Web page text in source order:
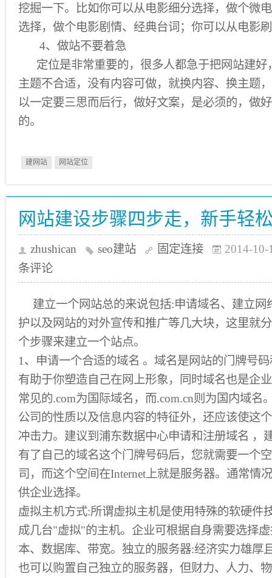
挖掘一下。比如你可以从电影细分选择，做个微
选择，做个电影剧情、经典台词；你可以从电影
4、做站不要着急
定位是非常重要的，很多人都急于把网站建好
主题不合适，没有内容可做，就换内容、换主题
以一定要三思而后行，做好文案，是必须的，做
的。
建网站 网站定位
网站建设步骤四步走，新手轻
zhushican seo建站 固定连接
2014-10-
条评论
建立一个网站总的来说包括:申请域名、建立网
护以及网站的对外宣传和推广等几大块，这里就
个步骤来建立一个站点。
1、申请一个合适的域名 。域名是网站的门牌号
有助于你塑造自己在网上形象，同时域名也是企
常见的.com为国际域名，而.com.cn则为国内域名
公司的性质以及信息内容的特征外，还应该使这
冲击力。建议到浦东数据中心申请和注册域名 ，
有了自己的域名这个门牌号码后，您就需要一个
司，而这个空间在Internet上就是服务器。通常情
供企业选择。
虚拟主机方式:所谓虚拟主机是使用特殊的软硬件
成几台"虚拟"的主机。企业可根据自身需要选择
本、数据库、带宽。独立的服务器:经济实力雄厚
也可以购置自己独立的服务器，但财力、人力、